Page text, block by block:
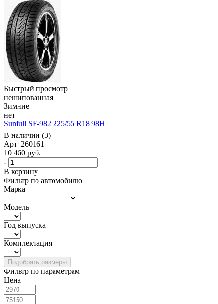
Быстрый просмотр
нешипованная
Зимние
нет
Sunfull SF-982 225/55 R18 98H
В наличии (3)
Арт: 260161
10 460 руб.
-
+
В корзину
Фильтр по автомобилю
Марка
Модель
Год выпуска
Комплектация
Фильтр по параметрам
Цена